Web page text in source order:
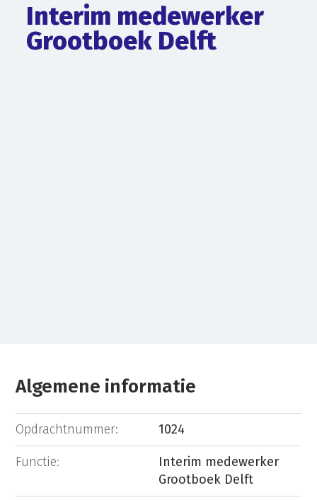
Interim medewerker
Grootboek Delft
Algemene informatie
Opdrachtnummer: 1024
Functie:
Interim medewerker
Grootboek Delft